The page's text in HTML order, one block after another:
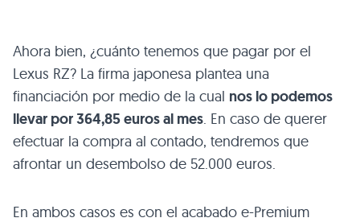
Ahora bien, ¿cuánto tenemos que pagar por el
Lexus RZ? La firma japonesa plantea una
financiación por medio de la cual nos lo podemos
llevar por 364,85 euros al mes . En caso de querer
efectuar la compra al contado, tendremos que
afrontar un desembolso de 52.000 euros.
En ambos casos es con el acabado e-Premium